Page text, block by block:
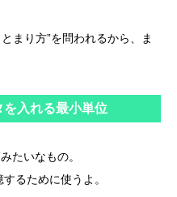
まり方”を問われるから、ま
入れる最小単位
たいなもの。
るために使うよ。